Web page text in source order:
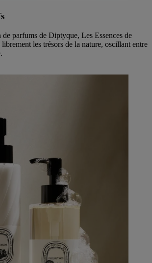
parfums de Diptyque, Les Essences de
les trésors de la nature, oscillant entre